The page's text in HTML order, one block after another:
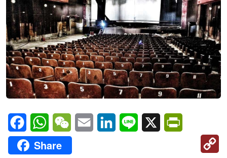
FacebookWhatsAppWeChatEmail LinkedInLine X
Share